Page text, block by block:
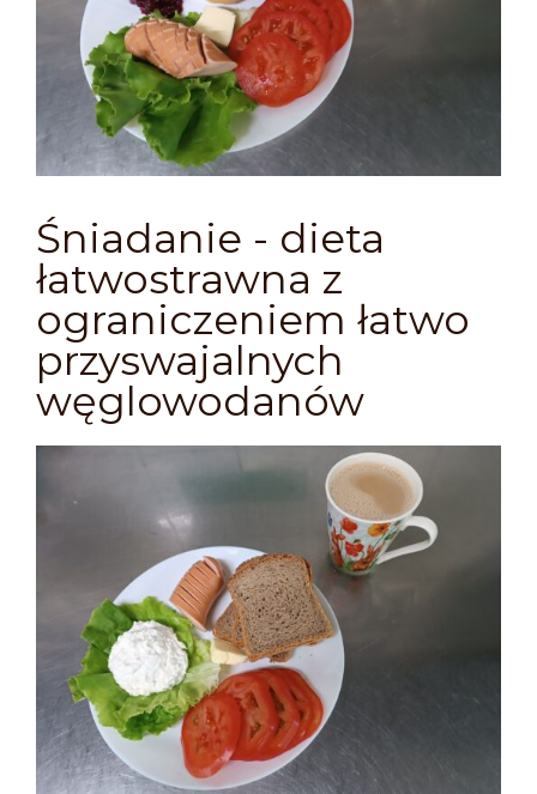
Śniadanie - dieta
łatwostrawna z
ograniczeniem łatwo
przyswajalnych
węglowodanów